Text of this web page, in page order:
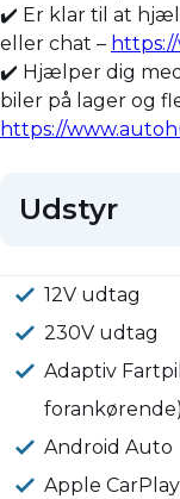
✔️ Er klar til at
eller chat –
✔️ Hjælper dig
biler på lager og
https://
Udstyr
12V udtag
230V udtag
Adaptiv
forankørende)
Android Auto
Apple CarPlay